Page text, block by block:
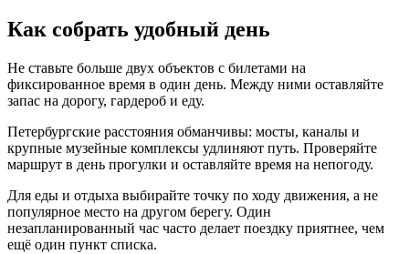
Как собрать удобный день
Не ставьте больше двух объектов с билетами на
фиксированное время в один день. Между ними оставляйте
запас на дорогу, гардероб и еду.
Петербургские расстояния обманчивы: мосты, каналы и
крупные музейные комплексы удлиняют путь. Проверяйте
маршрут в день прогулки и оставляйте время на непогоду.
Для еды и отдыха выбирайте точку по ходу движения, а не
популярное место на другом берегу. Один
незапланированный час часто делает поездку приятнее, чем
ещё один пункт списка.